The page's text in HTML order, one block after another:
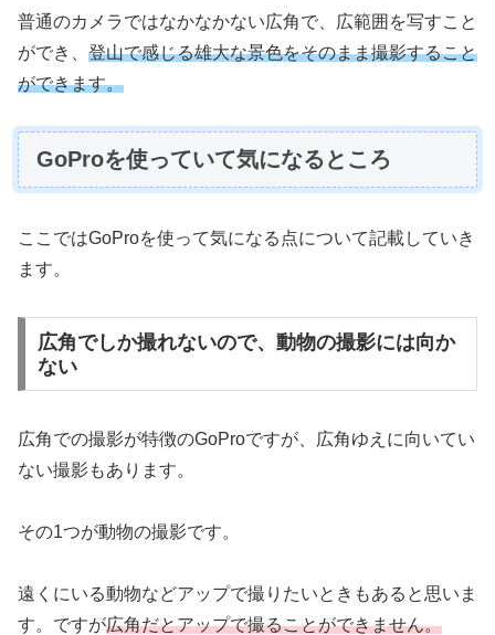
普通のカメラではなかなかない広角で、広範囲を写すこと
ができ、 登山で感じる雄大な景色をそのまま撮影すること
ができます。
GoProを使っていて気になるところ
ここではGoProを使って気になる点について記載していき
ます。
広角でしか撮れないので、動物の撮影には向か
ない
広角での撮影が特徴のGoProですが、広角ゆえに向いてい
ない撮影もあります。
その1つが動物の撮影です。
遠くにいる動物などアップで撮りたいときもあると思いま
す。ですが広角だとアップで撮ることができません。